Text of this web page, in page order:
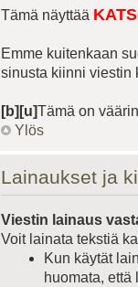
Tämä näyttää
Emme kuitenkaan
sinusta kiinni viestin
[b][u]Tämä on väärin
Ylös
Lainaukset ja
Viestin lainaus
Voit lainata tekstiä
Kun käytät
huomata, että